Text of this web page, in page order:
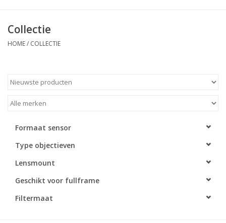
PROMO
Contact
Collectie
HOME/ COLLECTIE
Formaat sensor
Type objectieven
Lensmount
Geschikt voor fullframe
Filtermaat